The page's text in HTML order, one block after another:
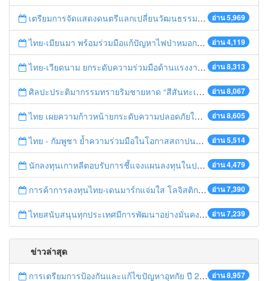
อ่าน 5,969
เตรียมการจัดแสดงดนตรีแลกเปลี่ยนวัฒนธรรมไทย-บรูไนฯ "อาไล พาเพลิน”
อ่าน 4,119
ไทย-เมียนมา พร้อมร่วมมือแก้ปัญหาไฟป่าหมอกควัน เตรียมพร้อมเปิดช่องทางห้วยต้นนุ่นเป็นด่านถาวร
อ่าน 8,313
ไทย-เวียดนาม ยกระดับความร่วมมือด้านแรงงานระหว่างประเทศสู่การพัฒนาที่ยั่งยืน
อ่าน 8,067
ศิลปะประติมากรรมทรายริมชายหาด “สีสันทะเลชุมพร สู่อาเซียน”
อ่าน 8,605
ไทย เผยความก้าวหน้ายกระดับความปลอดภัยในการทำงานสู่มาตรฐานสากล
อ่าน 5,514
ไทย - กัมพูชา ย้ำความร่วมมือในโอกาสสถาปนาความสัมพันธ์ทางการทูตครบรอบ 65 ปี
อ่าน 4,479
นักลงทุนเกาหลีตอบรับการชี้แจงแผนลงทุนในประเทศไทย
อ่าน 7,390
การค้าการลงทุนไทย-เดนมาร์กแจ่มใส โลจิสติกส์ไทยโดดเด่นในภูมิภาค
อ่าน 7,239
ไทยสนับสนุนทุกประเทศมีการพัฒนาอย่างมั่นคง มั่งคั่ง ยั่งยืน ในการประชุม Boao Forum for Asia
ข่าวล่าสุด
อ่าน 8,957
การเตรียมการป้องกันและแก้ไขปัญหาอุทกัย ปี 2561